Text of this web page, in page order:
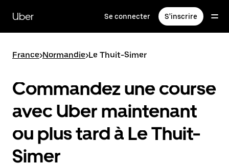
contenu
principal
Uber Se connecter S'inscrire
France>Normandie>Le Thuit-Simer
Commandez une course
avec Uber maintenant
ou plus tard à Le Thuit-
Simer